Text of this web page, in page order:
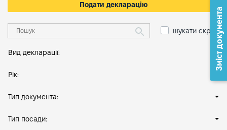
Подати декларацію
шукати скрізь
Вид декларації:
Рік:
Тип документа:
Тип посади:
Зміст документа